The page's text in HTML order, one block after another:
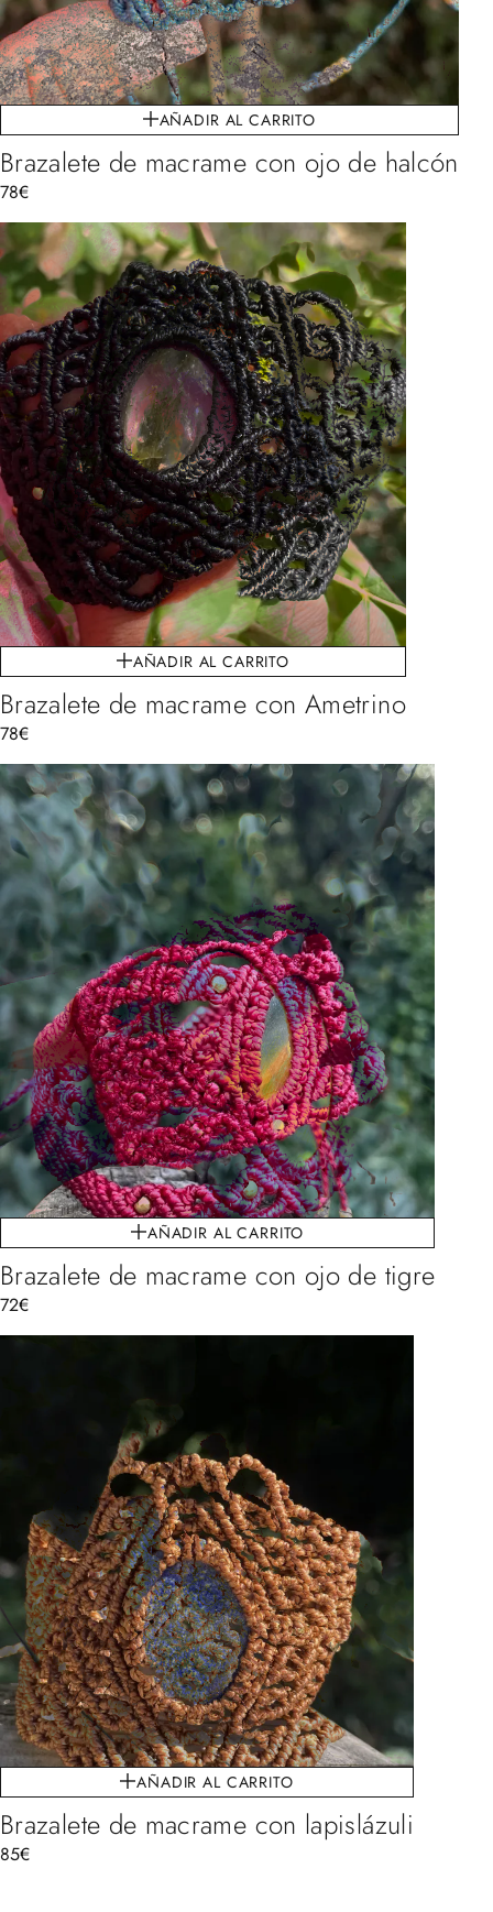
AÑADIR AL CARRITO
Brazalete de macrame con ojo de halcón
78€
AÑADIR AL CARRITO
Brazalete de macrame con Ametrino
78€
AÑADIR AL CARRITO
Brazalete de macrame con ojo de tigre
72€
AÑADIR AL CARRITO
Brazalete de macrame con lapislázuli
85€